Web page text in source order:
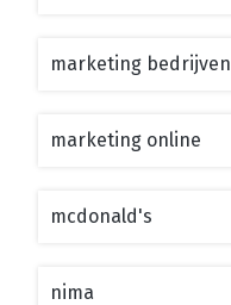
marketing bedrijven
marketing online
mcdonald's
nima